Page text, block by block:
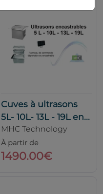
Cuves à ultrasons
5L- 10L- 13L - 19L en...
MHC Technology
À partir de
1490.00€